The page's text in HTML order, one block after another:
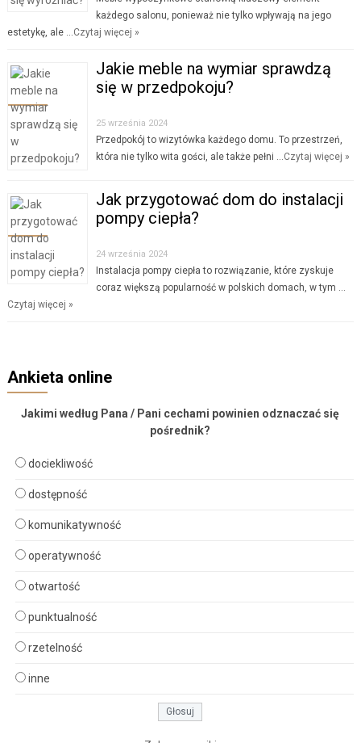
każdego salonu, ponieważ nie tylko wpływają na jego
estetykę, ale …Czytaj więcej »
Jakie meble na wymiar sprawdzą
się w przedpokoju?
25 września 2024
Przedpokój to wizytówka każdego domu. To przestrzeń,
która nie tylko wita gości, ale także pełni …Czytaj więcej »
Jak przygotować dom do instalacji
pompy ciepła?
24 września 2024
Instalacja pompy ciepła to rozwiązanie, które zyskuje
coraz większą popularność w polskich domach, w tym …
Czytaj więcej »
Ankieta online
Jakimi według Pana / Pani cechami powinien odznaczać się
pośrednik?
dociekliwość
dostępność
komunikatywność
operatywność
otwartość
punktualność
rzetelność
inne